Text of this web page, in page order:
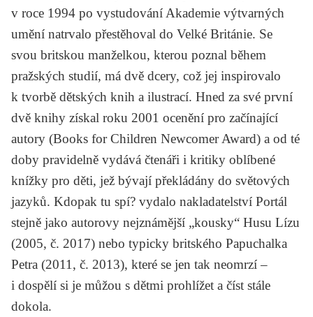
v roce 1994 po vystudování Akademie výtvarných
umění natrvalo přestěhoval do Velké Británie. Se
svou britskou manželkou, kterou poznal během
pražských studií, má dvě dcery, což jej inspirovalo
k tvorbě dětských knih a ilustrací. Hned za své první
dvě knihy získal roku 2001 ocenění pro začínající
autory (Books for Children Newcomer Award) a od té
doby pravidelně vydává čtenáři i kritiky oblíbené
knížky pro děti, jež bývají překládány do světových
jazyků. Kdopak tu spí? vydalo nakladatelství Portál
stejně jako autorovy nejznámější „kousky“ Husu Lízu
(2005, č. 2017) nebo typicky britského Papuchalka
Petra (2011, č. 2013), které se jen tak neomrzí –
i dospělí si je můžou s dětmi prohlížet a číst stále
dokola.